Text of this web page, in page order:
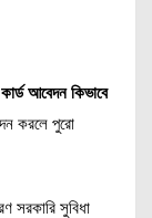
আবেদন কিভাবে
করলে পুরো
সরকারি সুবিধা